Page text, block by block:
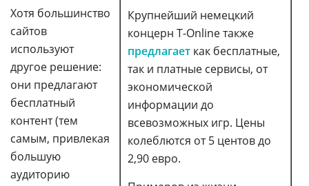
Крупнейший немецкий
концерн T-Online также
предлагает как бесплатные,
так и платные сервисы, от
экономической
информации до
всевозможных игр. Цены
колеблются от 5 центов до
2,90 евро.
Хотя большинство
сайтов
используют
другое решение:
они предлагают
бесплатный
контент (тем
самым, привлекая
большую
аудиторию